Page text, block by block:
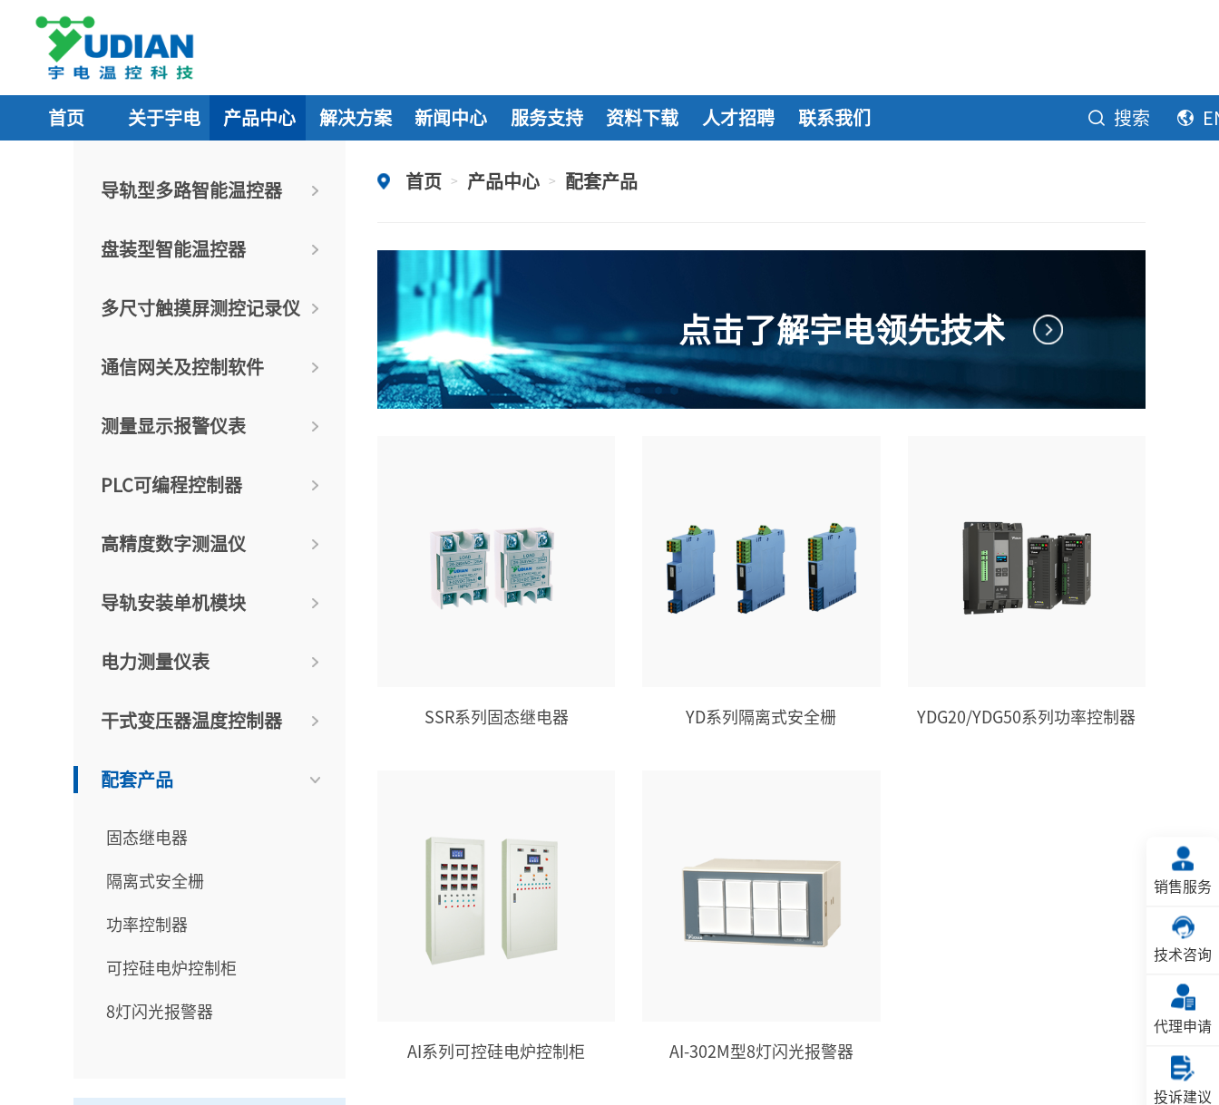
首页 关于宇电 产品中心 解决方案 新闻中心 服务支持 资料下载 人才招聘 联系我们 搜索
导轨型多路智能温控器
盘装型智能温控器
多尺寸触摸屏测控记录仪
通信网关及控制软件
测量显示报警仪表
PLC可编程控制器
高精度数字测温仪
导轨安装单机模块
电力测量仪表
干式变压器温度控制器
配套产品
固态继电器
隔离式安全栅
功率控制器
可控硅电炉控制柜
8灯闪光报警器
首页 > 产品中心 > 配套产品
点击了解宇电领先技术
SSR系列固态继电器 YD系列隔离式安全栅 YDG20/YDG50系列功率控制器
AI系列可控硅电炉控制柜 AI-302M型8灯闪光报警器
销售服务
技术咨询
代理申请
投诉建议